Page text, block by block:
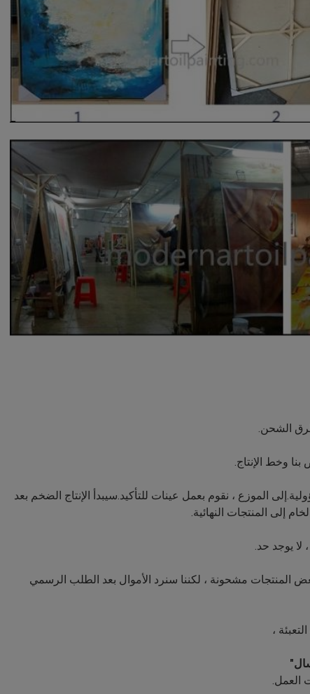
وخط الإنتاج.
الموزع ، نقوم بعمل عينات للتأكيد.سيبدأ الإنتاج الضخم بعد
إلى المنتجات النهائية.
المنتجات مشحونة ، لكننا سنرد الأموال بعد الطلب الرسمي
،
العمل.